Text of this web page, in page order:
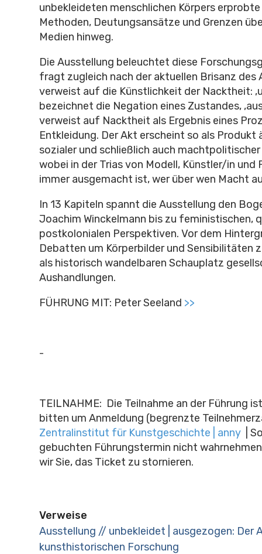
unbekleideten menschlichen Körpers
Methoden, Deutungsansätze und Grenzen
Medien hinweg.
Die Ausstellung beleuchtet diese
fragt zugleich nach der aktuellen Brisanz des
verweist auf die Künstlichkeit der Nacktheit:
bezeichnet die Negation eines Zustandes,
verweist auf Nacktheit als Ergebnis eines
Entkleidung. Der Akt erscheint so als Produkt
sozialer und schließlich auch
wobei in der Trias von Modell, Künstler/in und
immer ausgemacht ist, wer über wen Macht
In 13 Kapiteln spannt die Ausstellung den
Joachim Winckelmann bis zu feministischen,
postkolonialen Perspektiven. Vor dem
Debatten um Körperbilder und Sensibilitäten
als historisch wandelbaren Schauplatz
Aushandlungen.
FÜHRUNG MIT: Peter Seeland >>
-
TEILNAHME: Die Teilnahme an der Führung
bitten um Anmeldung (begrenzte
Zentralinstitut für Kunstgeschichte | anny
gebuchten Führungstermin nicht
wir Sie, das Ticket zu stornieren.
Verweise
Ausstellung // unbekleidet | ausgezogen: Der
kunsthistorischen Forschung